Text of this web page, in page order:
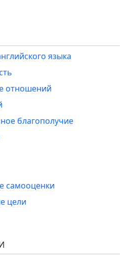
языка
отношений
благополучие
самооценки
цели